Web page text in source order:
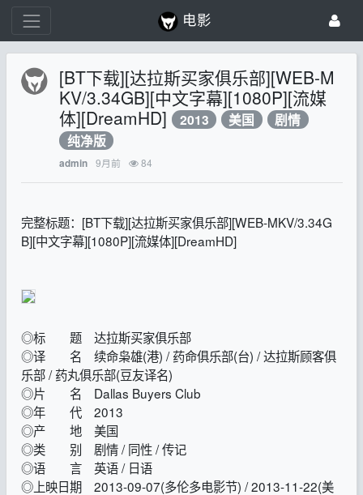
电影
[BT下载][达拉斯买家俱乐部][WEB-M
KV/3.34GB][中文字幕][1080P][流媒
体][DreamHD] 2013 美国
剧情
纯净版
admin 9月前 84
完整标题：[BT下载][达拉斯买家俱乐部][WEB-MKV/3.34G
B][中文字幕][1080P][流媒体][DreamHD]
◎标 题 达拉斯买家俱乐部
◎译 名 续命枭雄(港) / 药命俱乐部(台) / 达拉斯顾客俱
乐部 / 药丸俱乐部(豆友译名)
◎片 名 Dallas Buyers Club
◎年 代 2013
◎产 地 美国
◎类 别 剧情 / 同性 / 传记
◎语 言 英语 / 日语
◎上映日期 2013-09-07(多伦多电影节) / 2013-11-22(美